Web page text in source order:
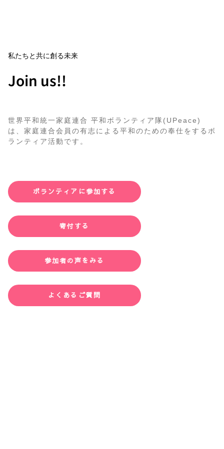
私たちと共に創る未来
Join us!!
世界平和統一家庭連合 平和ボランティア隊(UPeace)
は、家庭連合会員の有志による平和のための奉仕をするボ
ランティア活動です。
ボランティアに参加する
寄付する
参加者の声をみる
よくあるご質問